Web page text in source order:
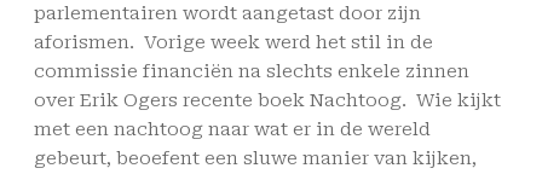
parlementairen wordt aangetast door zijn
aforismen. Vorige week werd het stil in de
commissie financiën na slechts enkele zinnen
over Erik Ogers recente boek Nachtoog. Wie kijkt
met een nachtoog naar wat er in de wereld
gebeurt, beoefent een sluwe manier van kijken,